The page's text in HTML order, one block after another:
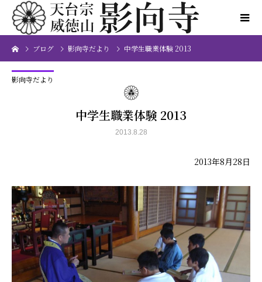
ブログ 影向寺だより 中学生職業体験 2013
影向寺だより
中学生職業体験 2013
2013.8.28
2013年8月28日